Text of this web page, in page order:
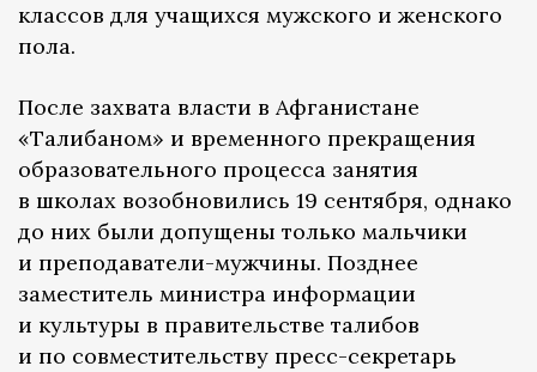
классов для учащихся мужского и женского
пола.
После захвата власти в Афганистане
«Талибаном» и временного прекращения
образовательного процесса занятия
в школах возобновились 19 сентября, однако
до них были допущены только мальчики
и преподаватели-мужчины. Позднее
заместитель министра информации
и культуры в правительстве талибов
и по совместительству пресс-секретарь